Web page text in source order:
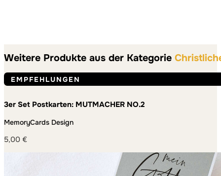
Weitere Produkte aus der Kategorie
EMPFEHLUNGEN
3er Set Postkarten: MUTMACHER NO.2
MemoryCards Design
5,00 €